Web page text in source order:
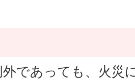
であっても、火災